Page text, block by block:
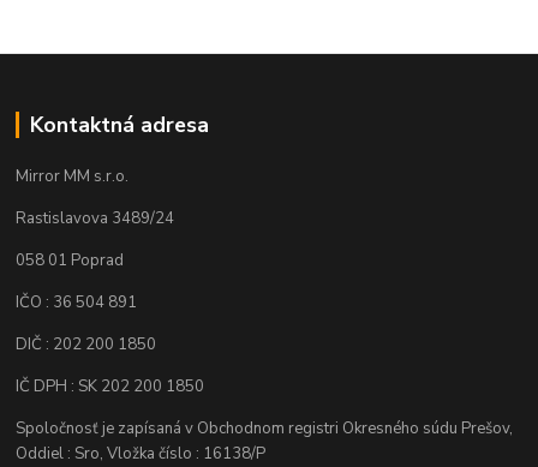
Kontaktná adresa
Mirror MM s.r.o.
Rastislavova 3489/24
058 01 Poprad
IČO : 36 504 891
DIČ : 202 200 1850
IČ DPH : SK 202 200 1850
Spoločnosť je zapísaná v Obchodnom registri Okresného súdu Prešov,
Oddiel : Sro, Vložka číslo : 16138/P